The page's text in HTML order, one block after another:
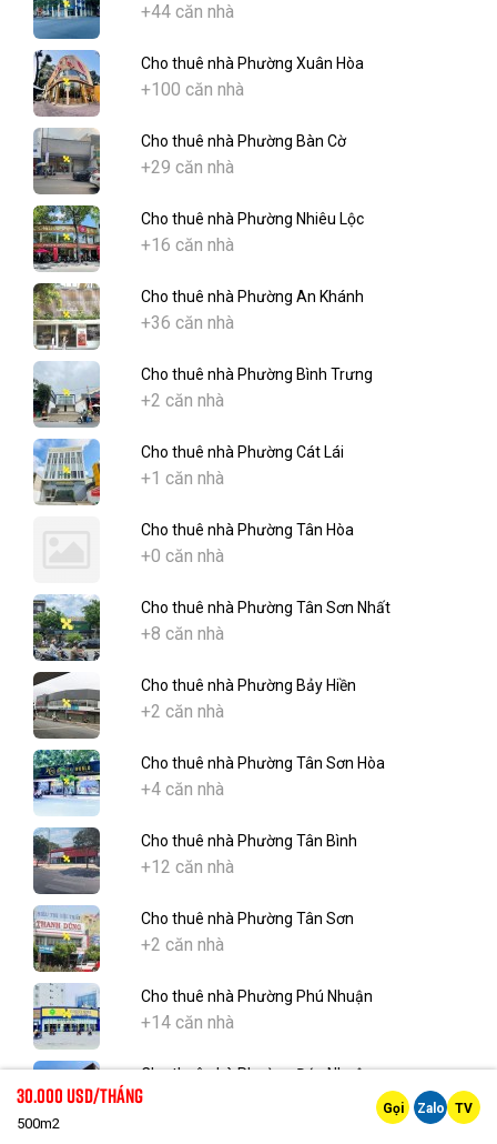
+44 căn nhà
Cho thuê nhà Phường Xuân Hòa
+100 căn nhà
Cho thuê nhà Phường Bàn Cờ
+29 căn nhà
Cho thuê nhà Phường Nhiêu Lộc
+16 căn nhà
Cho thuê nhà Phường An Khánh
+36 căn nhà
Cho thuê nhà Phường Bình Trưng
+2 căn nhà
Cho thuê nhà Phường Cát Lái
+1 căn nhà
Cho thuê nhà Phường Tân Hòa
+0 căn nhà
Cho thuê nhà Phường Tân Sơn Nhất
+8 căn nhà
Cho thuê nhà Phường Bảy Hiền
+2 căn nhà
Cho thuê nhà Phường Tân Sơn Hòa
+4 căn nhà
Cho thuê nhà Phường Tân Bình
+12 căn nhà
Cho thuê nhà Phường Tân Sơn
+2 căn nhà
Cho thuê nhà Phường Phú Nhuận
+14 căn nhà
Cho thuê nhà Phường Đức Nhuận
+5 căn nhà
30.000 Usd/tháng
500m2
Gọi Zalo TV